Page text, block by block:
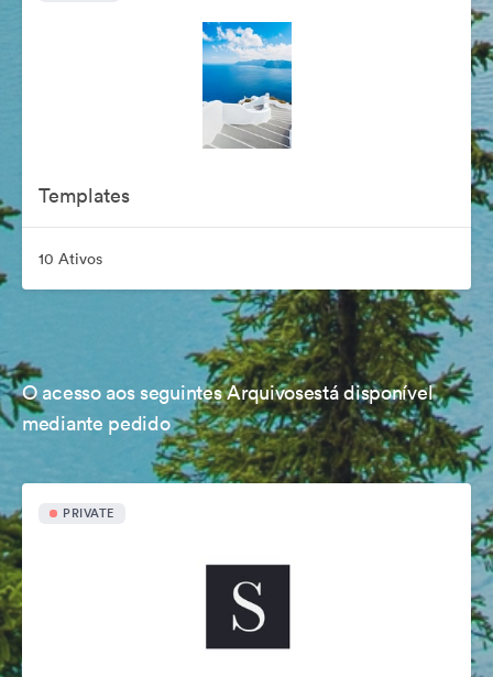
Templates
10 Ativos
O acesso aos seguintes Arquivosestá disponível
mediante pedido
PRIVATE